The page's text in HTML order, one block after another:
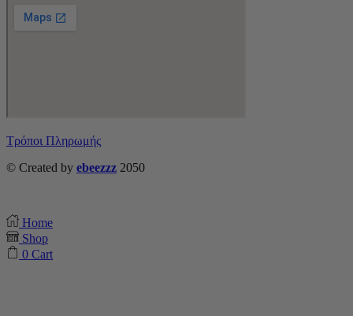
Τρόποι Πληρωμής
© Created by ebeezzz 2050
Home
Shop
0 Cart